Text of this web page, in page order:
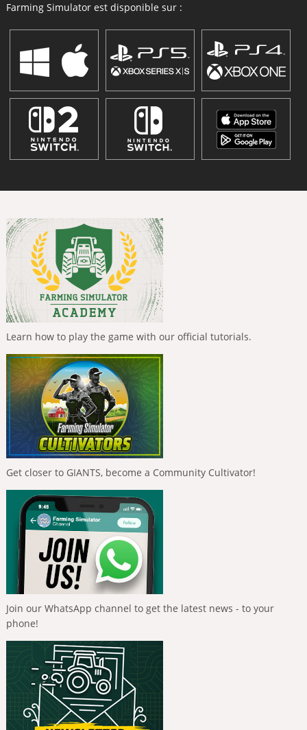
Farming Simulator est disponible sur :
Learn how to play the game with our official tutorials.
Get closer to GIANTS, become a Community Cultivator!
Join our WhatsApp channel to get the latest news - to your
phone!